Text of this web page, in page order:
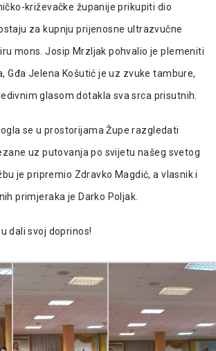
križevačke županije prikupiti dio
za kupnju prijenosne ultrazvučne
mons. Josip Mrzljak pohvalio je plemeniti
Gđa Jelena Košutić je uz zvuke tambure,
glasom dotakla sva srca prisutnih.
se u prostorijama Župe razgledati
uz putovanja po svijetu našeg svetog
je pripremio Zdravko Magdić, a vlasnik i
primjeraka je Darko Poljak.
dali svoj doprinos!